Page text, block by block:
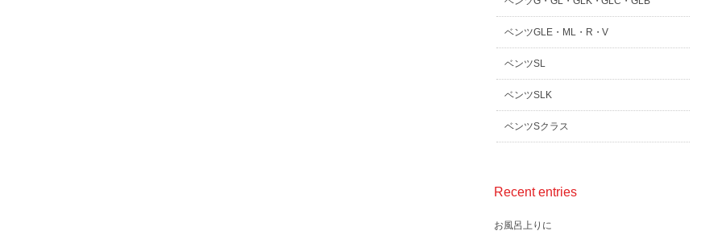
ベンツGLE・ML・R・V
ベンツSL
ベンツSLK
ベンツSクラス
Recent entries
お風呂上りに